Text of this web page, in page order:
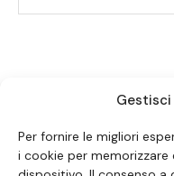
Gestisci
Per fornire le migliori
i cookie per memorizzare